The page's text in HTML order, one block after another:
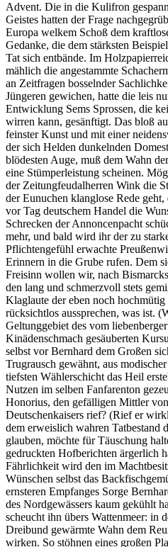
Advent. Die in die Kulifron
Geistes hatten der Frage
Europa welkem Schoß dem
Gedanke, die dem stärksten
Tat sich entbände. Im
mählich die angestammte
an Zeitfragen bosselnder
Jüngeren gewichen, hatte die leis
Entwicklung Sems Sprossen, die
wirren kann, gesänftigt. Das bloß
feinster Kunst und mit einer
der sich Helden dunkelnden
blödesten Auge, muß dem Wahn
eine Stümperleistung scheinen.
der Zeitungfeudalherren Wink die
der Eunuchen klanglose Rede
vor Tag deutschem Handel die
Schrecken der Annoncenpacht
mehr, und bald wird ihr der zu
Pflichtengefühl erwachte
Erinnern in die Grube rufen. Dem
Freisinn wollen wir, nach
den lang und schmerzvoll stets
Klaglaute der eben noch
rücksichtlos aussprechen, was ist.
Geltunggebiet des vom
Kinädenschmach gesäuberten
selbst vor Bernhard dem Großen
Trugrausch gewähnt, aus
tiefsten Wählerschicht das Heil
Nutzen im selben Fanfarenton
Honorius, den gefälligen Mittler
Deutschenkaisers rief? (Rief er
dem erweislich wahren Tatbestand
glauben, möchte für Täuschung
gedruckten Hofberichten ärgerlich
Fährlichkeit wird den im
Wünschen selbst das
ernsteren Empfanges Sorge
des Nordgewässers kaum gekühlt
scheucht ihn übers Wattenmeer: in
Dreibund gewärmte Wahn dem
wirken. So stöhnen eines großen